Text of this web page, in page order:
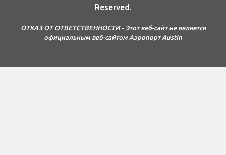
Reserved.
ОТКАЗ ОТ ОТВЕТСТВЕННОСТИ - Этот веб-сайт не является
официальным веб-сайтом Аэропорт Austin